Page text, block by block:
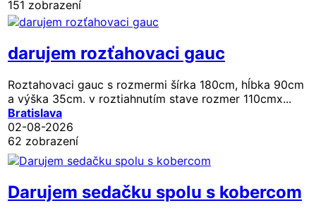
151 zobrazení
darujem rozťahovaci gauc
Roztahovaci gauc s rozmermi šírka 180cm, hĺbka 90cm
a výška 35cm. v roztiahnutím stave rozmer 110cmx...
Bratislava
02-08-2026
62 zobrazení
Darujem sedačku spolu s kobercom